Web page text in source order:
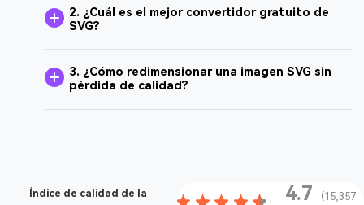
2. ¿Cuál es el mejor convertidor gratuito de
SVG?
3. ¿Cómo redimensionar una imagen SVG sin
pérdida de calidad?
Índice de calidad de la
4.7
(15,357